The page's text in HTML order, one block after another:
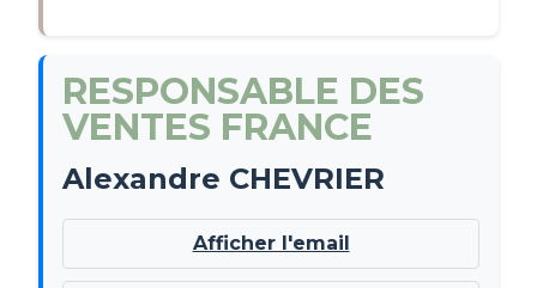
RESPONSABLE DES
VENTES FRANCE
Alexandre CHEVRIER
Afficher l'email